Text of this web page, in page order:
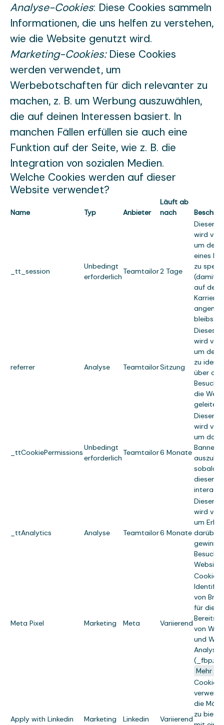
Analyse-Cookies: Diese Cookies sammeln
Informationen, die uns helfen zu verstehen,
wie die Website genutzt wird.
Marketing-Cookies:Diese Cookies
werden verwendet, um
Werbebotschaften für dich relevanter zu
machen, z. B. um Werbung auszuwählen,
die auf deinen Interessen basiert. In
manchen Fällen erfüllen sie auch eine
Funktion auf der Seite, wie z. B. die
Integration von sozialen Medien.
Welche Cookies werden auf dieser
Website verwendet?
Name Typ Anbieter
Läuft ab
nach
_tt_session
Unbedingt
erforderlich
Teamtailor2 Tage
Dieser
wird
um den
eines
zu
(damit
auf der
bleibst).
referrer Analyse TeamtailorSitzung
Dieses
wird
um den
zu
über
die
geleitet
_ttCookiePermissions
Unbedingt
erforderlich
Teamtailor6 Monate
Dieser
wird
um das
Banner
sobald
diesem
_ttAnalytics Analyse Teamtailor6 Monate
Dieser
wird
um
darüber
Website
Meta Pixel Marketing Meta Variierend
Cookies
von
für die
von
und
(_fbp;
Mehr
Apply with Linkedin Marketing Linkedin Variierend
Cookies
die
zu